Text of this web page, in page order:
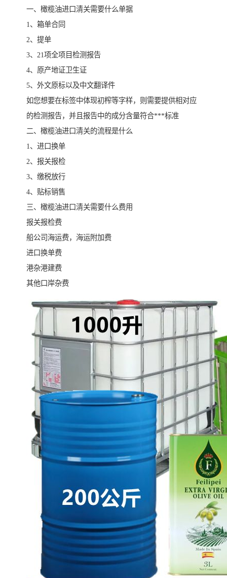
一、橄榄油进口清关需要什么单据
1、箱单合同
2、提单
3、21项全项目检测报告
4、原产地证卫生证
5、外文原标以及中文翻译件
如您想要在标签中体现初榨等字样，则需要提供相对应
的检测报告，并且报告中的成分含量符合***标准
二、橄榄油进口清关的流程是什么
1、进口换单
2、报关报检
3、缴税放行
4、贴标销售
三、橄榄油进口清关需要什么费用
报关报检费
船公司海运费，海运附加费
进口换单费
港杂港建费
其他口岸杂费